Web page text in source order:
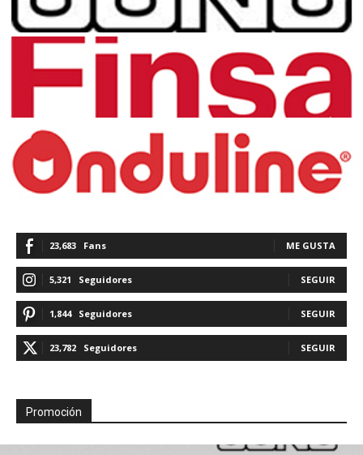
23,683 Fans ME GUSTA
5,321 Seguidores SEGUIR
1,844 Seguidores SEGUIR
23,782 Seguidores SEGUIR
Promoción